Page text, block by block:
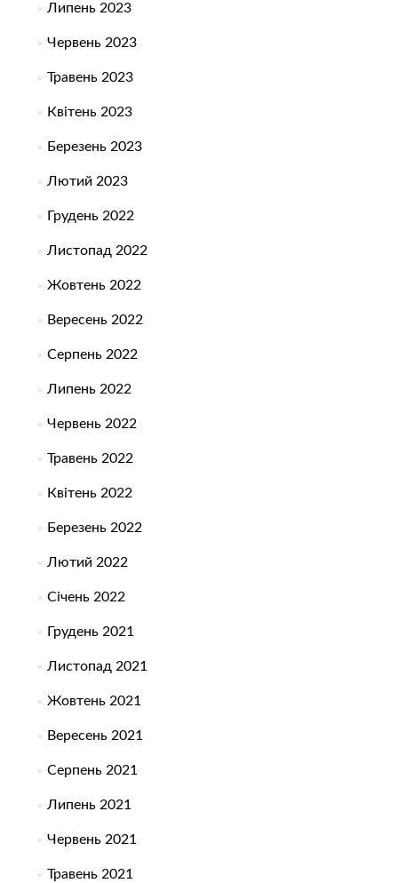
Липень 2023
Червень 2023
Травень 2023
Квітень 2023
Березень 2023
Лютий 2023
Грудень 2022
Листопад 2022
Жовтень 2022
Вересень 2022
Серпень 2022
Липень 2022
Червень 2022
Травень 2022
Квітень 2022
Березень 2022
Лютий 2022
Січень 2022
Грудень 2021
Листопад 2021
Жовтень 2021
Вересень 2021
Серпень 2021
Липень 2021
Червень 2021
Травень 2021